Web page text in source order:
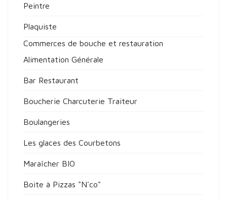
Peintre
Plaquiste
Commerces de bouche et restauration
Alimentation Générale
Bar Restaurant
Boucherie Charcuterie Traiteur
Boulangeries
Les glaces des Courbetons
Maraîcher BIO
Boite à Pizzas "N'co"